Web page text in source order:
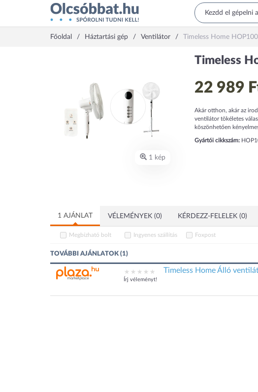
Főoldal Háztartási gép Ventilátor Timeless Home
1 kép
Timeless
22 989
Akár otthon, akár az
ventilátor tökéletes
köszönhetően
Gyártói cikkszám:
1 AJÁNLAT VÉLEMÉNYEK (0) KÉRDEZZ-FELELEK (0)
Megbízható bolt Ingyenes szállítás Foxpost
TOVÁBBI AJÁNLATOK (1)
Írj véleményt!
Timeless Home Álló